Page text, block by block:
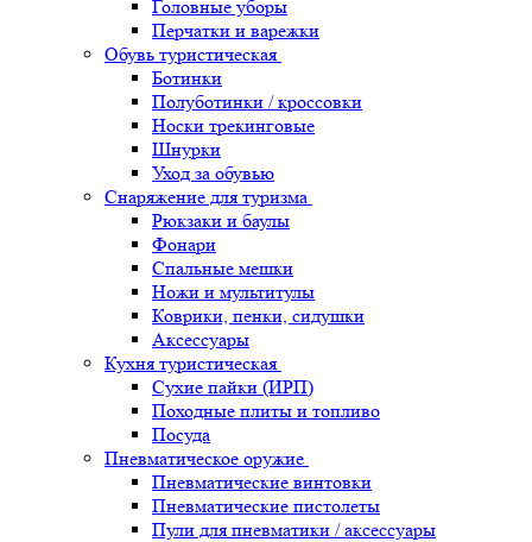
Головные уборы
Перчатки и варежки
Обувь туристическая
Ботинки
Полуботинки / кроссовки
Носки трекинговые
Шнурки
Уход за обувью
Снаряжение для туризма
Рюкзаки и баулы
Фонари
Спальные мешки
Ножи и мультитулы
Коврики, пенки, сидушки
Аксессуары
Кухня туристическая
Сухие пайки (ИРП)
Походные плиты и топливо
Посуда
Пневматическое оружие
Пневматические винтовки
Пневматические пистолеты
Пули для пневматики / аксессуары